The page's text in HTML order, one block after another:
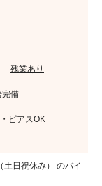
残業あり
完備
ピアスOK
土日祝休み） のバイ